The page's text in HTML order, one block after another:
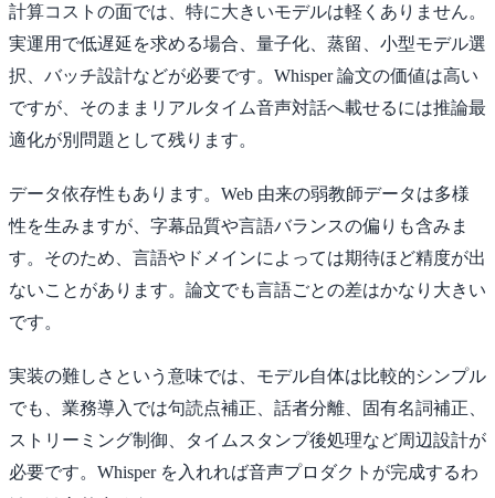
計算コストの面では、特に大きいモデルは軽くありません。
実運用で低遅延を求める場合、量子化、蒸留、小型モデル選
択、バッチ設計などが必要です。Whisper 論文の価値は高い
ですが、そのままリアルタイム音声対話へ載せるには推論最
適化が別問題として残ります。
データ依存性もあります。Web 由来の弱教師データは多様
性を生みますが、字幕品質や言語バランスの偏りも含みま
す。そのため、言語やドメインによっては期待ほど精度が出
ないことがあります。論文でも言語ごとの差はかなり大きい
です。
実装の難しさという意味では、モデル自体は比較的シンプル
でも、業務導入では句読点補正、話者分離、固有名詞補正、
ストリーミング制御、タイムスタンプ後処理など周辺設計が
必要です。Whisper を入れれば音声プロダクトが完成するわ